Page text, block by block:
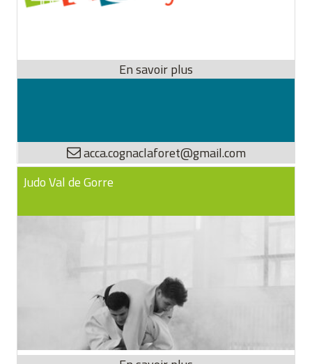
acca.cognaclaforet@gmail.com
Judo Val de Gorre